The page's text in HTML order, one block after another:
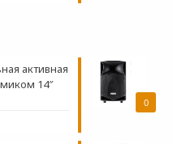
0
активная
14″